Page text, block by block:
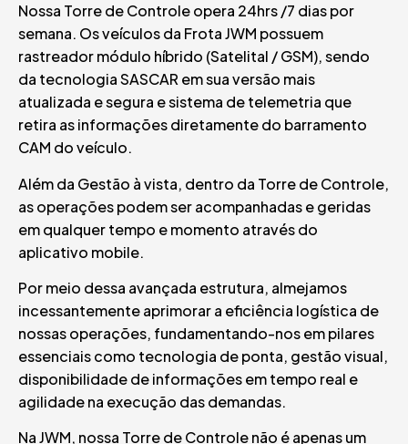
Nossa Torre de Controle opera 24hrs /7 dias por
semana. Os veículos da Frota JWM possuem
rastreador módulo híbrido (Satelital / GSM), sendo
da tecnologia SASCAR em sua versão mais
atualizada e segura e sistema de telemetria que
retira as informações diretamente do barramento
CAM do veículo.
Além da Gestão à vista, dentro da Torre de Controle,
as operações podem ser acompanhadas e geridas
em qualquer tempo e momento através do
aplicativo mobile.
Por meio dessa avançada estrutura, almejamos
incessantemente aprimorar a eficiência logística de
nossas operações, fundamentando-nos em pilares
essenciais como tecnologia de ponta, gestão visual,
disponibilidade de informações em tempo real e
agilidade na execução das demandas.
Na JWM, nossa Torre de Controle não é apenas um